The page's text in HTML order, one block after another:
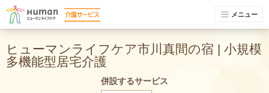
メニュー
ヒューマンライフケア市川真間の宿 | 小規模
多機能型居宅介護
併設するサービス